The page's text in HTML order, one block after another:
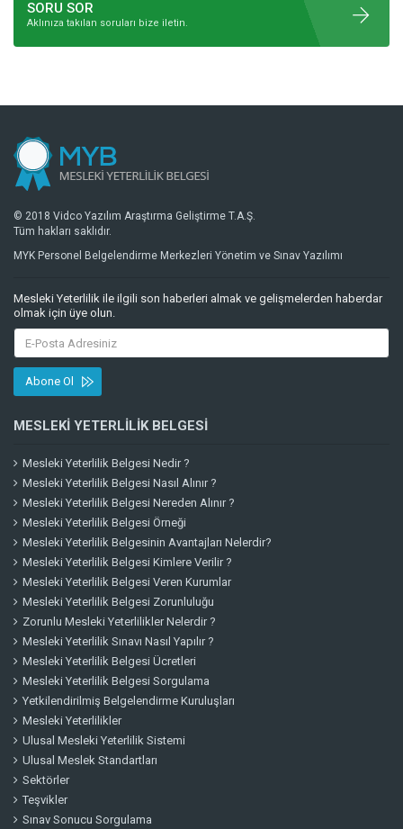
SORU SOR
Aklınıza takılan soruları bize iletin.
© 2018 Vidco Yazılım Araştırma Geliştirme T.A.Ş.
Tüm hakları saklıdır.
MYK Personel Belgelendirme Merkezleri Yönetim ve Sınav Yazılımı
Mesleki Yeterlilik ile ilgili son haberleri almak ve gelişmelerden haberdar
olmak için üye olun.
Abone Ol
MESLEKI YETERLILIK BELGESI
Mesleki Yeterlilik Belgesi Nedir ?
Mesleki Yeterlilik Belgesi Nasıl Alınır ?
Mesleki Yeterlilik Belgesi Nereden Alınır ?
Mesleki Yeterlilik Belgesi Örneği
Mesleki Yeterlilik Belgesinin Avantajları Nelerdir?
Mesleki Yeterlilik Belgesi Kimlere Verilir ?
Mesleki Yeterlilik Belgesi Veren Kurumlar
Mesleki Yeterlilik Belgesi Zorunluluğu
Zorunlu Mesleki Yeterlilikler Nelerdir ?
Mesleki Yeterlilik Sınavı Nasıl Yapılır ?
Mesleki Yeterlilik Belgesi Ücretleri
Mesleki Yeterlilik Belgesi Sorgulama
Yetkilendirilmiş Belgelendirme Kuruluşları
Mesleki Yeterlilikler
Ulusal Mesleki Yeterlilik Sistemi
Ulusal Meslek Standartları
Sektörler
Teşvikler
Sınav Sonucu Sorgulama